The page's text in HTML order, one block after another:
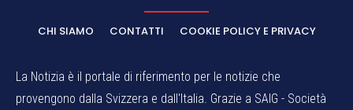
CHI SIAMO CONTATTI COOKIE POLICY E PRIVACY
La Notizia è il portale di riferimento per le notizie che
provengono dalla Svizzera e dall'Italia. Grazie a SAIG - Società